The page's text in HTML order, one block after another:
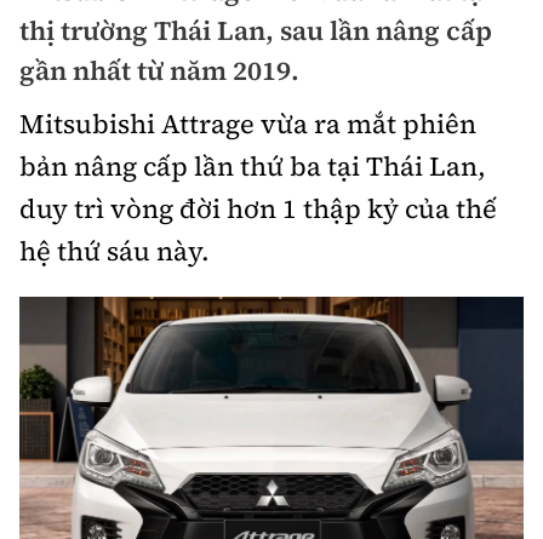
Góc nhìn
Xe chuyên dụng
Xe máy
Đánh giá xe
Đánh giá xe mới
So sánh
Xếp hạng xe
Tư vấn sử dụng
Chọn xe
Lái xe an toàn
Bảo hiểm xe
Sản phẩm bảo hiểm
Bồi thường bảo hiểm
Xe xanh
Review xe
Giới thiệu xe
Tư vấn
Ảnh
Ô tô
Xe máy
thị trường Thái Lan, sau lần nâng cấp
gần nhất từ năm 2019.
Mitsubishi Attrage vừa ra mắt phiên
bản nâng cấp lần thứ ba tại Thái Lan,
duy trì vòng đời hơn 1 thập kỷ của thế
hệ thứ sáu này.